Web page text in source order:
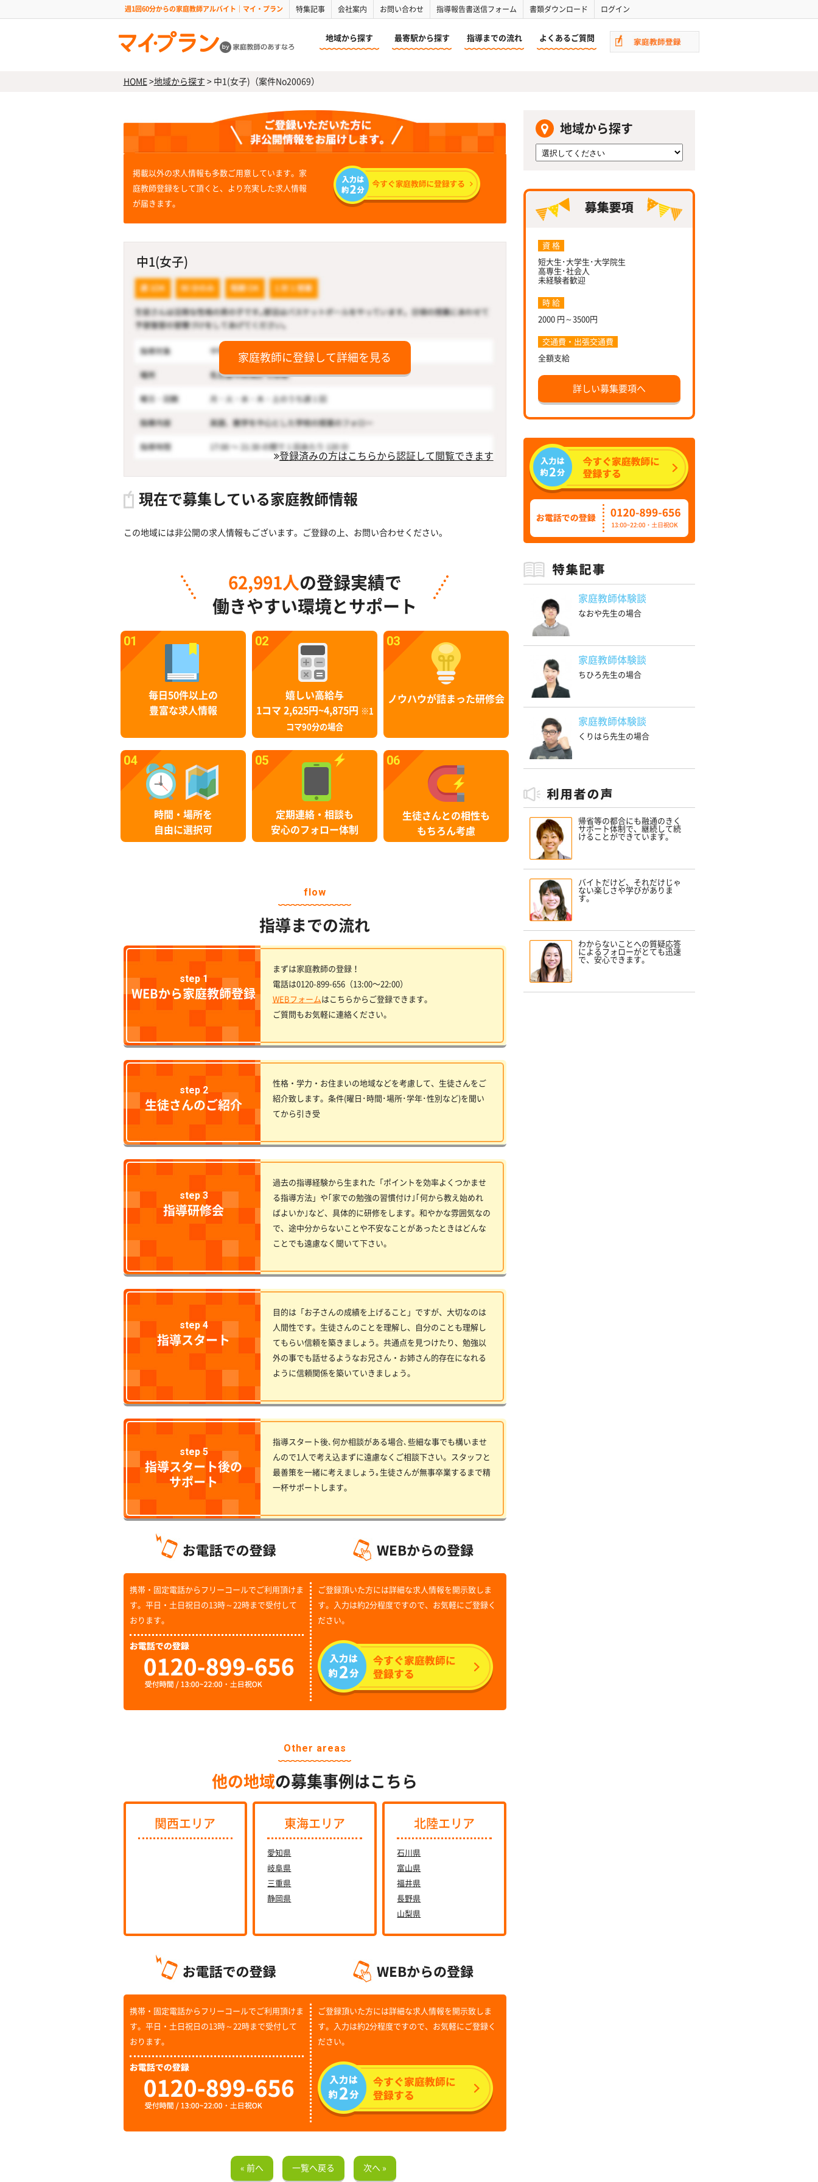
週1回60分からの家庭教師アルバイト｜マイ・プラン 特集記事 会社案内 お問い合わせ 指導報告書送信フォーム 書類ダウンロード ログイン
地域から探す 最寄駅から探す 指導までの流れ よくあるご質問
HOME>地域から探す >中1(女子)（案件No20069）
掲載以外の求人情報も多数ご用意しています。家
庭教師登録をして頂くと、より充実した求人情報
が届きます。
中1(女子)
家庭教師に登録して詳細を見る
登録済みの方はこちらから認証して閲覧できます
現在で募集している家庭教師情報
この地域には非公開の求人情報もございます。ご登録の上、お問い合わせください。
62,991人 の登録実績で
働きやすい環境とサポート
01
毎日50件以上の
豊富な求人情報
02
嬉しい高給与
1コマ 2,625円~4,875円
※1
コマ90分の場合
03
ノウハウが詰まった研修会
04
時間・場所を
自由に選択可
05
定期連絡・相談も
安心のフォロー体制
06
生徒さんとの相性も
もちろん考慮
flow
指導までの流れ
step 1
WEBから家庭教師登録
まずは家庭教師の登録！
電話は0120-899-656（13:00〜22:00）
WEBフォームはこちらからご登録できます。
ご質問もお気軽に連絡ください。
step 2
生徒さんのご紹介
性格・学力・お住まいの地域などを考慮して、生徒さんをご
紹介致します。条件(曜日･時間･場所･学年･性別など)を聞い
てから引き受
step 3
指導研修会
過去の指導経験から生まれた「ポイントを効率よくつかませ
る指導方法」や｢家での勉強の習慣付け｣｢何から教え始めれ
ばよいか｣など、具体的に研修をします。和やかな雰囲気なの
で、途中分からないことや不安なことがあったときはどんな
ことでも遠慮なく聞いて下さい。
step 4
指導スタート
目的は「お子さんの成績を上げること」ですが、大切なのは
人間性です。生徒さんのことを理解し、自分のことも理解し
てもらい信頼を築きましょう。共通点を見つけたり、勉強以
外の事でも話せるようなお兄さん・お姉さん的存在になれる
ように信頼関係を築いていきましょう。
step 5
指導スタート後の
サポート
指導スタート後､何か相談がある場合､些細な事でも構いませ
んので1人で考え込まずに遠慮なくご相談下さい。スタッフと
最善策を一緒に考えましょう｡生徒さんが無事卒業するまで精
一杯サポートします。
携帯・固定電話からフリーコールでご利用頂けま
す。平日・土日祝日の13時～22時まで受付して
おります。
ご登録頂いた方には詳細な求人情報を開示致しま
す。入力は約2分程度ですので、お気軽にご登録く
ださい。
Other areas
他の地域の募集事例はこちら
関西エリア 東海エリア
愛知県
岐阜県
三重県
静岡県
北陸エリア
石川県
富山県
福井県
長野県
山梨県
携帯・固定電話からフリーコールでご利用頂けま
す。平日・土日祝日の13時～22時まで受付して
おります。
ご登録頂いた方には詳細な求人情報を開示致しま
す。入力は約2分程度ですので、お気軽にご登録く
ださい。
« 前へ 一覧へ戻る 次へ »
地域から探す
資 格
短大生･大学生･大学院生
高専生･社会人
未経験者歓迎
時 給
2000 円～3500円
交通費・出張交通費
全額支給
詳しい募集要項へ
家庭教師体験談
なおや先生の場合
家庭教師体験談
ちひろ先生の場合
家庭教師体験談
くりはら先生の場合
帰省等の都合にも融通のきく
サポート体制で、継続して続
けることができています。
バイトだけど、それだけじゃ
ない楽しさや学びがありま
す。
わからないことへの質疑応答
によるフォローがとても迅速
で、安心できます。